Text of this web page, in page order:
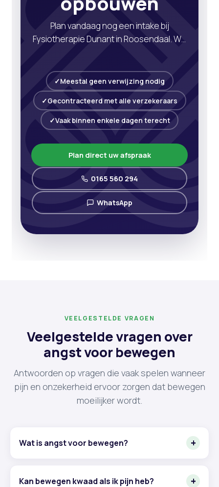
Plan vandaag nog een intake bij
Fysiotherapie Dunant in Roosendaal. We
te maken.
Meestal geen verwijzing nodig
Gecontracteerd met alle verzekeraars
Vaak binnen enkele dagen terecht
Plan direct uw afspraak
0165 560 294
WhatsApp
VEELGESTELDE VRAGEN
Veelgestelde vragen over
angst voor bewegen
Antwoorden op vragen die vaak spelen wanneer
pijn en onzekerheid ervoor zorgen dat bewegen
moeilijker wordt.
Wat is angst voor bewegen?
Kan bewegen kwaad als ik pijn heb?